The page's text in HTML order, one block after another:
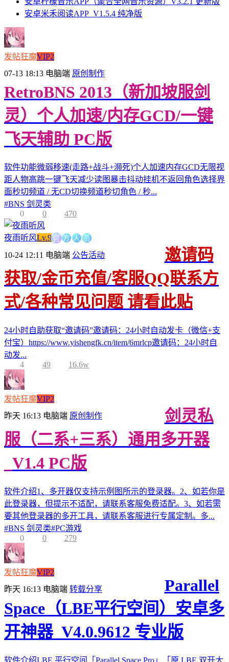
安卓米禾阅读APP_V1.5.4 纯净版
发帖狂魔VIP2
07-13 18:13 电脑端 原创制作
RetroBNS 2013（新加坡服剑
灵）个人加速/内存GCD/一键
飞天辅助 PC版
软件功能微弱移速(走路+战斗+濒死)个人加速内存GCD无限视
距人物高跳一键飞天减少读图暴击抖动挂机不返回角色选择界
面秒切频道 / 无CD切换频道秒切角色 / 秒...
#BNS 剑灵类
0
0 470
夜雨听风Lv.9官方人员
10-24 12:11 电脑端 公告活动
邀请码
获取/金币充值/客服QQ联系方
式/各种常见问题 请看此贴
24小时自助获取“邀请码”邀请码：24小时自动发卡（微信+支
付宝）https://www.yishengfk.cn/item/6mrlcp邀请码：24小时自
动发...
4
49 16.6w
发帖狂魔VIP2
昨天 16:13 电脑端 原创制作
剑灵私
服（二系+三系）通用多开器
_V1.4 PC版
软件介绍1、多开器仅支持示例图所示的登录器。2、如若你是
此登录器，但提示不适配，请联系客服免费适配。3、如若需
要其他登录器的多开工具，请联系客服进行专属定制。多...
#BNS 剑灵类#PC游戏
0
0 279
发帖狂魔VIP2
昨天 16:13 电脑端 转载分享
Parallel
Space（LBE平行空间）安卓多
开神器_V4.0.9612 专业版
软件介绍LBE 平行空间「Parallel Space Pro」「原 LBE 双开大